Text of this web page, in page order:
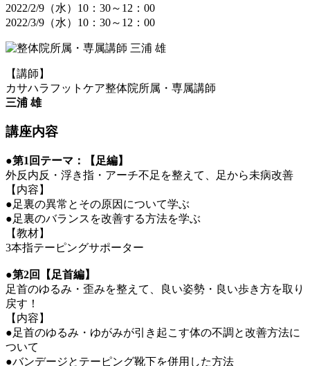
2022/2/9（水）10：30～12：00
2022/3/9（水）10：30～12：00
【講師】
カサハラフットケア整体院所属・専属講師
三浦 雄
講座内容
●第1回テーマ：【足編】
外反内反・浮き指・アーチ不足を整えて、足から未病改善
【内容】
●足裏の異常とその原因について学ぶ
●足裏のバランスを改善する方法を学ぶ
【教材】
3本指テーピングサポーター
●第2回【足首編】
足首のゆるみ・歪みを整えて、良い姿勢・良い歩き方を取り
戻す！
【内容】
●足首のゆるみ・ゆがみが引き起こす体の不調と改善方法に
ついて
●バンデージとテーピング靴下を併用した方法